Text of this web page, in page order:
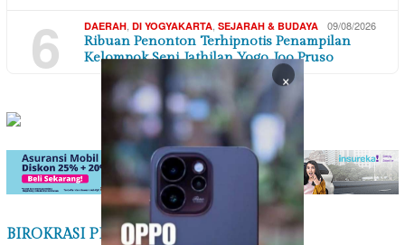
6 DAERAH DI YOGYAKARTA SEJARAH & BUDAYA 09/08/2026
Ribuan Penonton Terhipnotis Penampilan
Kelompok Seni Jathilan Yogo Joo Pruso
BIROKRASI PEMERINTAHAN
×